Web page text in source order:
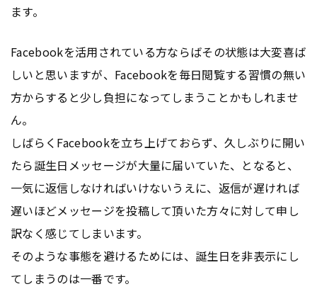
ます。
Facebookを活用されている方ならばその状態は大変喜ば
しいと思いますが、Facebookを毎日閲覧する習慣の無い
方からすると少し負担になってしまうことかもしれませ
ん。
しばらくFacebookを立ち上げておらず、久しぶりに開い
たら誕生日メッセージが大量に届いていた、となると、
一気に返信しなければいけないうえに、返信が遅ければ
遅いほどメッセージを投稿して頂いた方々に対して申し
訳なく感じてしまいます。
そのような事態を避けるためには、誕生日を非表示にし
てしまうのは一番です。